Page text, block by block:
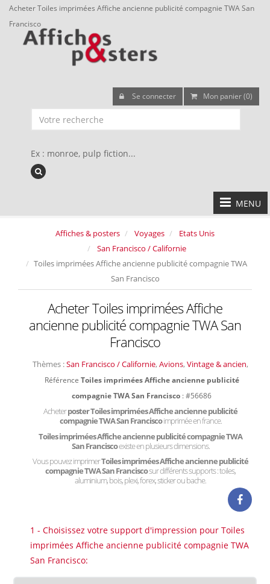
Acheter Toiles imprimées Affiche ancienne publicité compagnie TWA San
Francisco
Se connecter Mon panier (0)
Ex : monroe, pulp fiction...
MENU
Affiches & posters Voyages
Etats Unis
San Francisco / Californie
Toiles imprimées Affiche ancienne publicité compagnie TWA
San Francisco
Acheter Toiles imprimées Affiche
ancienne publicité compagnie TWA San
Francisco
Thèmes :San Francisco / Californie, Avions, Vintage & ancien,
Référence Toiles imprimées Affiche ancienne publicité
compagnie TWA San Francisco : #56686
Acheterposter Toiles imprimées Affiche ancienne publicité
compagnie TWA San Franciscoimprimée en france.
Toiles imprimées Affiche ancienne publicité compagnie TWA
San Franciscoexiste en plusieurs dimensions.
Vous pouvez imprimerToiles imprimées Affiche ancienne publicité
compagnie TWA San Franciscosur différents supports : toiles,
aluminium, bois, plexi, forex, sticker ou bache.
1 - Choisissez votre support d'impression pour Toiles
imprimées Affiche ancienne publicité compagnie TWA
San Francisco: